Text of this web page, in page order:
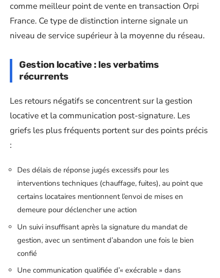
comme meilleur point de vente en transaction Orpi
France. Ce type de distinction interne signale un
niveau de service supérieur à la moyenne du réseau.
Gestion locative : les verbatims
récurrents
Les retours négatifs se concentrent sur la gestion
locative et la communication post-signature. Les
griefs les plus fréquents portent sur des points précis
:
Des délais de réponse jugés excessifs pour les
interventions techniques (chauffage, fuites), au point que
certains locataires mentionnent l’envoi de mises en
demeure pour déclencher une action
Un suivi insuffisant après la signature du mandat de
gestion, avec un sentiment d’abandon une fois le bien
confié
Une communication qualifiée d’« exécrable » dans